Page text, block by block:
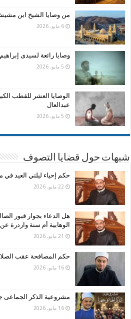
من وصايا الشيخ ابن
6 مايو، 2026
وصايا رائعة لسيدى
5 مايو، 2026
الوصايا العشر للقطب
عبدالعال
5 مايو، 2026
شبهات حول قضايا التصوف
حكم إحياء ليلتي العيد في
22 مايو، 2026
هل الدعاء بجوار قبور
الوهابية أم سنة واردرة
21 مايو، 2026
حكم المصافحة عقب
16 مايو، 2026
مشروعية الذكر الجماعى
16 مايو، 2026